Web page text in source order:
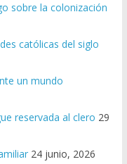
sobre la colonización
católicas del siglo
un mundo
reservada al clero 29
24 junio, 2026